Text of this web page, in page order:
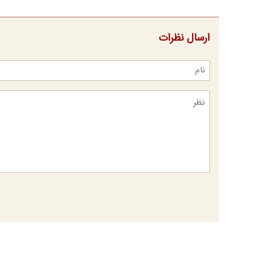
ارسال نظرات